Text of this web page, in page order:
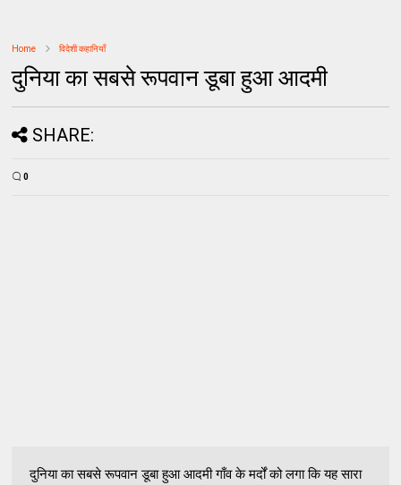
Home विदेशी कहानियाँ
दुनिया का सबसे रूपवान डूबा हुआ आदमी
SHARE:
0
दुनिया का सबसे रूपवान डूबा हुआ आदमी गाँव के मर्दों को लगा कि यह सारा